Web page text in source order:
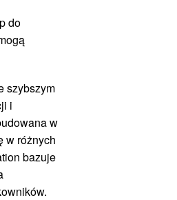
do
szybszym
i
w
w różnych
bazuje